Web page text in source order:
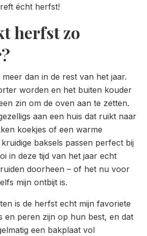
écht herfst!
herfst zo
dan in de rest van het jaar.
worden en het buiten kouder
zin om de oven aan te zetten.
aan een huis dat ruikt naar
koekjes of een warme
baksels passen perfect bij
in deze tijd van het jaar echt
doorheen – of het nu voor
mijn ontbijt is.
is de herfst echt mijn favoriete
en peren zijn op hun best, en dat
een bakplaat vol